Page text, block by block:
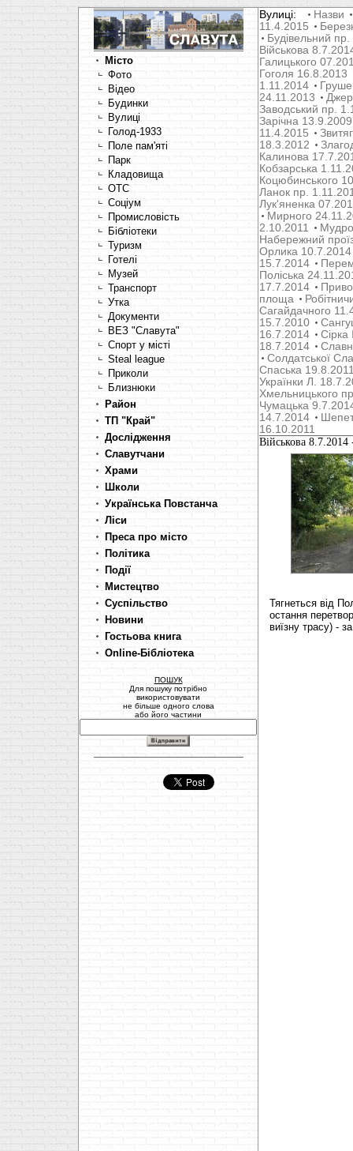
Місто
Фото
Відео
Будинки
Вулиці
Голод-1933
Поле пам'яті
Парк
Кладовища
OTC
Соціум
Промисловість
Бібліотеки
Туризм
Готелі
Музей
Транспорт
Утка
Документи
ВЕЗ "Славута"
Спорт у місті
Steal league
Приколи
Близнюки
Район
ТП "Край"
Дослідження
Славутчани
Храми
Школи
Українська Повстанча
Ліси
Преса про місто
Політика
Події
Мистецтво
Суспільство
Новини
Гостьова книга
Online-Бібліотека
ПОШУК
Для пошуку потрібно
використовувати
не більше одного слова
або його частини
Вулиці:
Назви
11.4.2015
Будівельний
Військова
Галицького
Гоголя 16.8.2013
1.11.2014
24.11.2013
Заводський пр.
Зарічна 13.9.2009
11.4.2015
18.3.2012
Калинова
Кобзарська
Коцюбинського
Ланок пр.
Лук'яненка
Мирного
2.10.2011
Набережний
Орлика 10.7.2014
15.7.2014
Поліська
17.7.2014
площа
Сагайдачного
15.7.2010
16.7.2014
Сірка
18.7.2014
Солдатської
Cпаська
Українки Л.
Хмельницького
Чумацька
14.7.2014
16.10.2011
Військова 8.7.2014
Тягнеться від
остання
виїзну трасу) -